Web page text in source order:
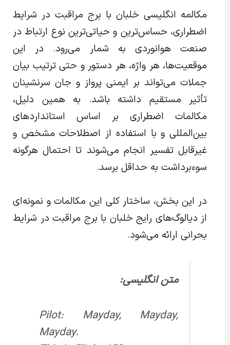
مکالمه انگلیسی خلبان با برج مراقبت در شرایط
اضطراری، حساس‌ترین و حیاتی‌ترین نوع ارتباط در
صنعت هوانوردی به شمار می‌رود. در این
موقعیت‌ها، هر واژه، هر دستور و حتی ترتیب بیان
جملات می‌تواند بر ایمنی پرواز و جان سرنشینان
تأثیر مستقیم داشته باشد. به همین دلیل،
مکالمات اضطراری بر اساس استانداردهای
بین‌المللی و با استفاده از اصطلاحات مشخص و
غیرقابل تفسیر انجام می‌شوند تا احتمال هرگونه
سوءبرداشت به حداقل برسد.
در این بخش، ساختار کلی این مکالمات و نمونه‌ای
از دیالوگ‌های رایج خلبان با برج مراقبت در شرایط
بحرانی ارائه می‌شود.
متن انگلیسی:
Pilot: Mayday, Mayday,
Mayday.